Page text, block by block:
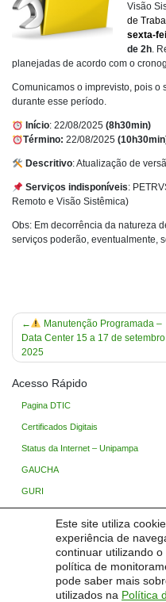
Este site utiliza
experiência de
continuar utilizando
política de
pode saber mais
utilizados na Política
Visão
de
sexta-
de 2h.
planejadas de acordo com o
Comunicamos o imprevisto, pois
durante esse período.
Início: 22/08/2025 (8h30min)
Término: 22/08/2025
Descritivo: Atualização de
Serviços indisponíveis:
Remoto e Visão Sistêmica)
Obs: Em decorrência da natureza
serviços poderão, eventualmente,
Navegação
de
Post
Manutenção Programada –
Data Center 15 a 17 de setembro
2025
Acesso Rápido
Pagina DTIC
Certificados Digitais
Status da Internet – Unipampa
GAUCHA
GURI
Processo Seletivo
Base de Conhecimento
TIC Wiki (Restrito)